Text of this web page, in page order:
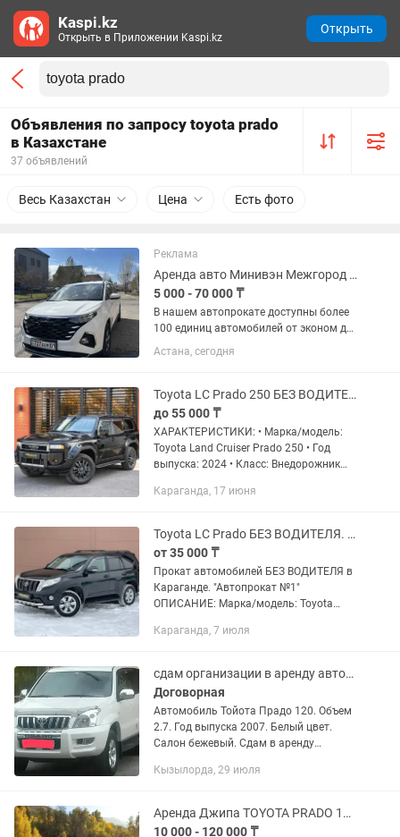
Объявления по запросу toyota prado
в Казахстане
37 объявлений
Весь Казахстан Цена Есть фото
Реклама
Аренда авто Минивэн Межгород прокат каршеринг в аренду автомобиль в Астане
5 000 - 70 000 ₸
В нашем автопрокате доступны более
100 единиц автомобилей от эконом до
бизнес и премиум класса - HYUNDAI
ACCENT -Hyundai Elantra -Hyundai
Hyundai Santa Fe...
Астана, сегодня
Toyota LC Prado 250 БЕЗ ВОДИТЕЛЯ. Прокат авто. Аренда авто. Автопрокат
до 55 000 ₸
ХАРАКТЕРИСТИКИ: • Марка/модель:
Toyota Land Cruiser Prado 250 • Год
выпуска: 2024 • Класс: Внедорожник
Коробка: Автомат • Привод: Полный •
Караганда, 17 июня
Toyota LC Prado БЕЗ ВОДИТЕЛЯ. Прокат авто. Аренда авто. Аренда машин.
от 35 000 ₸
Прокат автомобилей БЕЗ ВОДИТЕЛЯ в
Караганде. "Автопрокат №1"
ОПИСАНИЕ: Марка/модель: Toyota
Класс: Внедорожник (кроссовер)
Караганда, 7 июля
сдам организации в аренду автомобиль Тойота Прадо 120
Договорная
Автомобиль Тойота Прадо 120. Объем
2.7. Год выпуска 2007. Белый цвет.
Салон бежевый. Сдам в аренду
Кызылорда, 29 июля
Аренда Джипа TOYOTA PRADO 150 с водителем Туры, экскурсии, делегации
10 000 - 120 000 ₸
Kaspi.kz
Открыть в Приложении Kaspi.kz
Открыть